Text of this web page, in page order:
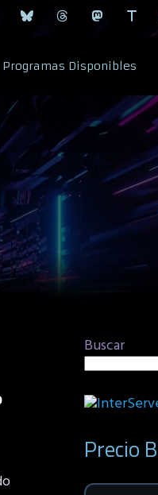
Programas Disponibles
Buscar
Precio